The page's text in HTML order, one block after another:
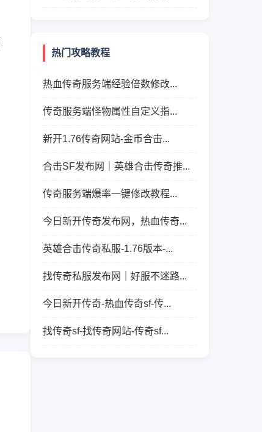
热门攻略教程
热血传奇服务端经验倍数修改...
传奇服务端怪物属性自定义指...
新开1.76传奇网站-金币合击...
合击SF发布网｜英雄合击传奇推...
传奇服务端爆率一键修改教程...
今日新开传奇发布网，热血传奇...
英雄合击传奇私服-1.76版本-...
找传奇私服发布网｜好服不迷路...
今日新开传奇-热血传奇sf-传...
找传奇sf-找传奇网站-传奇sf...